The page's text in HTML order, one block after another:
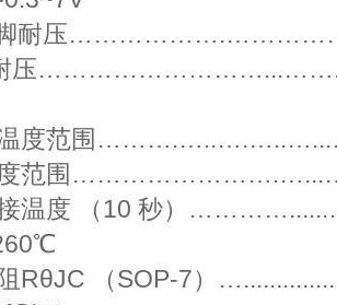
耐压
压
度范围
范围
度 （10 秒）
（SOP-7）